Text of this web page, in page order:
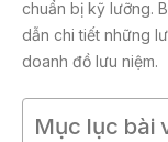
o
o
k
chuẩn bị kỹ lưỡng.
dẫn chi tiết những
doanh đồ lưu niệm.
Mục lục bài